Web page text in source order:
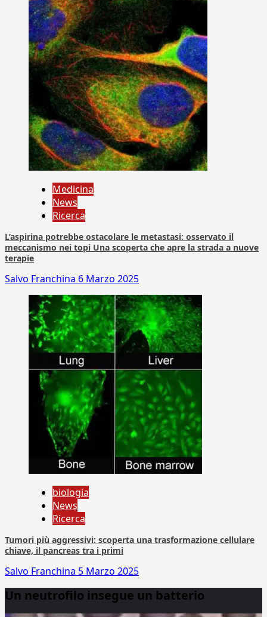
Medicina
News
Ricerca
L’aspirina potrebbe ostacolare le metastasi: osservato il
meccanismo nei topi Una scoperta che apre la strada a nuove
terapie
Salvo Franchina 6 Marzo 2025
biologia
News
Ricerca
Tumori più aggressivi: scoperta una trasformazione cellulare
chiave, il pancreas tra i primi
Salvo Franchina 5 Marzo 2025
Un neutrofilo insegue un batterio